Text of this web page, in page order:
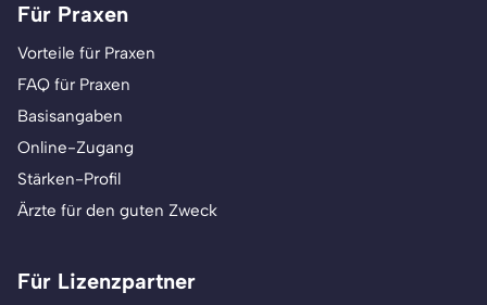
Für Praxen
Vorteile für Praxen
FAQ für Praxen
Basisangaben
Online-Zugang
Stärken-Profil
Ärzte für den guten Zweck
Für Lizenzpartner